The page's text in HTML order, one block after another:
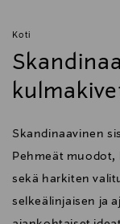
Tekniset tiedot:
Kantavuus: 4 kg
Maksimikorkeus
Minimikorkeus:
Koti
Skandinaavinen
Pehmeät
sekä harkiten
selkeälinjaisen ja